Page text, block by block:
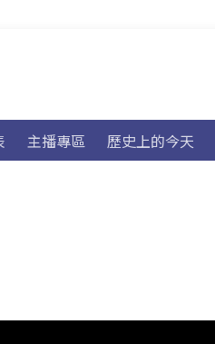
主播專區 歷史上的今天